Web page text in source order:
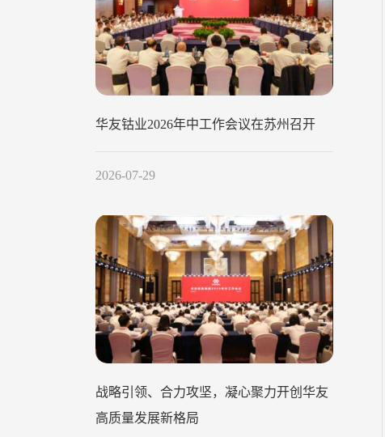
华友钴业2026年中工作会议在苏州召开
2026-07-29
战略引领、合力攻坚，凝心聚力开创华友
高质量发展新格局